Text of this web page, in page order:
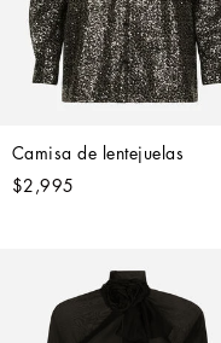
Camisa de lentejuelas
$2,995